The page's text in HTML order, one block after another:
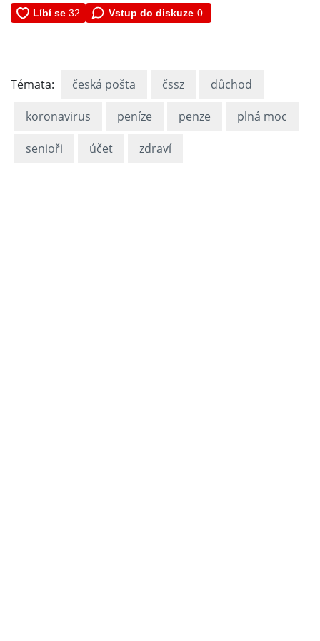
Vstup do diskuze 0
Témata: česká pošta čssz důchod
koronavirus peníze penze plná moc
senioři účet zdraví